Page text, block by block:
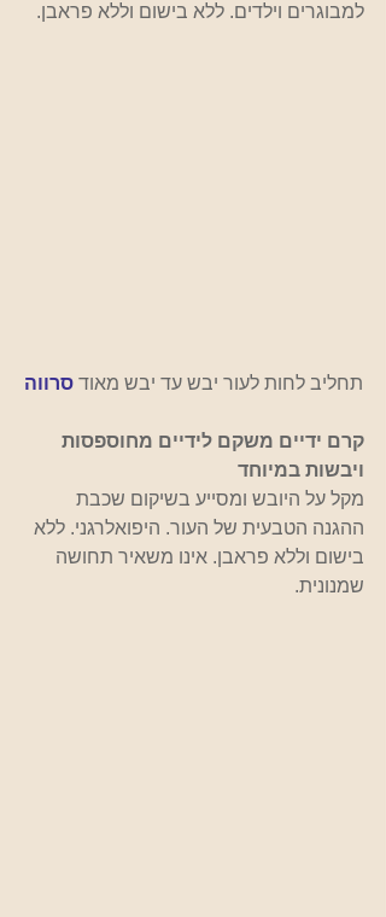
למבוגרים וילדים. ללא בישום וללא פראבן.
תחליב לחות לעור יבש עד יבש מאוד סרווה
קרם ידיים משקם לידיים מחוספסות
ויבשות במיוחד
מקל על היובש ומסייע בשיקום שכבת
ההגנה הטבעית של העור. היפואלרגני. ללא
בישום וללא פראבן. אינו משאיר תחושה
שמנונית.